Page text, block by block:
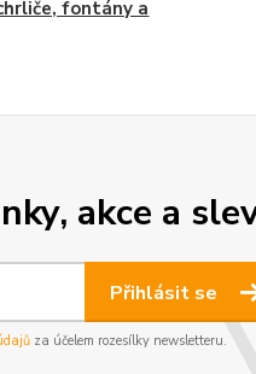
fontány a
akce a
Přihlásit se
za účelem rozesílky newsletteru.